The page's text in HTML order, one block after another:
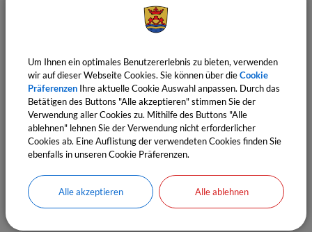
OpenStreetMap wird derzeit
nicht angezeigt
Cookie Einstellungen.
Cookies Anpassen
Um Ihnen ein optimales Benutzererlebnis zu bieten, verwenden
wir auf dieser Webseite Cookies. Sie können über dieCookie
Präferenzen Ihre aktuelle Cookie Auswahl anpassen. Durch das
Betätigen des Buttons "Alle akzeptieren" stimmen Sie der
Verwendung aller Cookies zu. Mithilfe des Buttons "Alle
ablehnen" lehnen Sie der Verwendung nicht erforderlicher
Cookies ab. Eine Auflistung der verwendeten Cookies finden Sie
ebenfalls in unseren Cookie Präferenzen.
Alle akzeptieren Alle ablehnen